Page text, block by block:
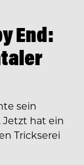
End:
sein
Jetzt hat ein
Trickserei